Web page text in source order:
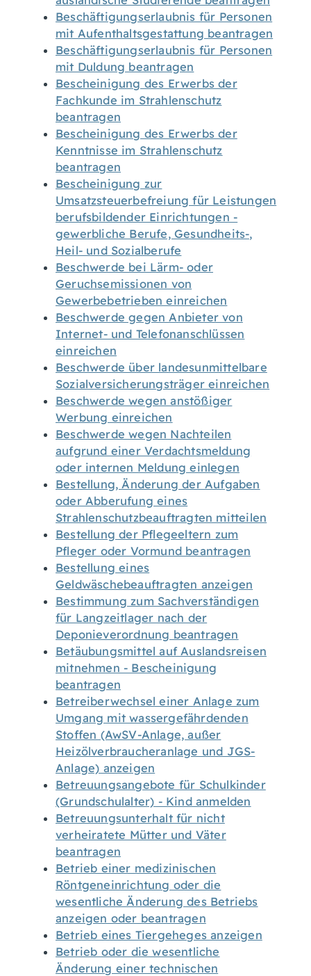
Beschäftigungserlaubnis für Personen
mit Aufenthaltsgestattung beantragen
Beschäftigungserlaubnis für Personen
mit Duldung beantragen
Bescheinigung des Erwerbs der
Fachkunde im Strahlenschutz
beantragen
Bescheinigung des Erwerbs der
Kenntnisse im Strahlenschutz
beantragen
Bescheinigung zur
Umsatzsteuerbefreiung für Leistungen
berufsbildender Einrichtungen -
gewerbliche Berufe, Gesundheits-,
Heil- und Sozialberufe
Beschwerde bei Lärm- oder
Geruchsemissionen von
Gewerbebetrieben einreichen
Beschwerde gegen Anbieter von
Internet- und Telefonanschlüssen
einreichen
Beschwerde über landesunmittelbare
Sozialversicherungsträger einreichen
Beschwerde wegen anstößiger
Werbung einreichen
Beschwerde wegen Nachteilen
aufgrund einer Verdachtsmeldung
oder internen Meldung einlegen
Bestellung, Änderung der Aufgaben
oder Abberufung eines
Strahlenschutzbeauftragten mitteilen
Bestellung der Pflegeeltern zum
Pfleger oder Vormund beantragen
Bestellung eines
Geldwäschebeauftragten anzeigen
Bestimmung zum Sachverständigen
für Langzeitlager nach der
Deponieverordnung beantragen
Betäubungsmittel auf Auslandsreisen
mitnehmen - Bescheinigung
beantragen
Betreiberwechsel einer Anlage zum
Umgang mit wassergefährdenden
Stoffen (AwSV-Anlage, außer
Heizölverbraucheranlage und JGS-
Anlage) anzeigen
Betreuungsangebote für Schulkinder
(Grundschulalter) - Kind anmelden
Betreuungsunterhalt für nicht
verheiratete Mütter und Väter
beantragen
Betrieb einer medizinischen
Röntgeneinrichtung oder die
wesentliche Änderung des Betriebs
anzeigen oder beantragen
Betrieb eines Tiergeheges anzeigen
Betrieb oder die wesentliche
Änderung einer technischen